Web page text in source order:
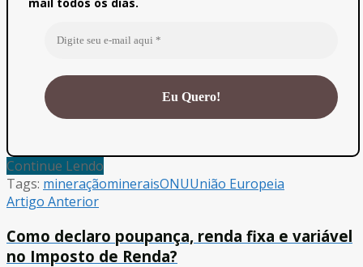
Continue Lendo
Tags: mineraçãomineraisONUUnião Europeia
Artigo Anterior
Como declaro poupança, renda fixa e variável
no Imposto de Renda?